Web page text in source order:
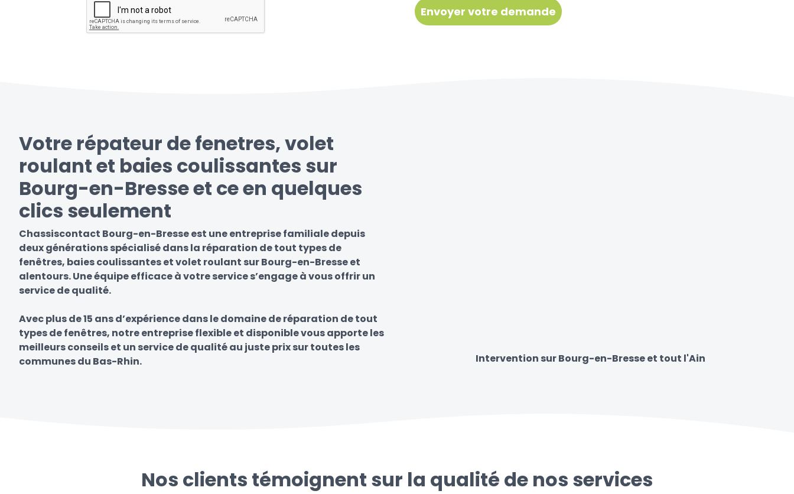
Votre répateur de fenetres, volet
roulant et baies coulissantes sur
Bourg-en-Bresse et ce en quelques
clics seulement
Chassiscontact Bourg-en-Bresse est une entreprise familiale depuis
deux générations spécialisé dans la réparation de tout types de
fenêtres, baies coulissantes et volet roulant sur Bourg-en-Bresse et
alentours. Une équipe efficace à votre service s’engage à vous offrir un
service de qualité.
Avec plus de 15 ans d’expérience dans le domaine de réparation de tout
types de fenêtres, notre entreprise flexible et disponible vous apporte les
meilleurs conseils et un service de qualité au juste prix sur toutes les
communes du Bas-Rhin.
Intervention sur Bourg-en-Bresse et tout l'Ain
Nos clients témoignent sur la qualité de nos services